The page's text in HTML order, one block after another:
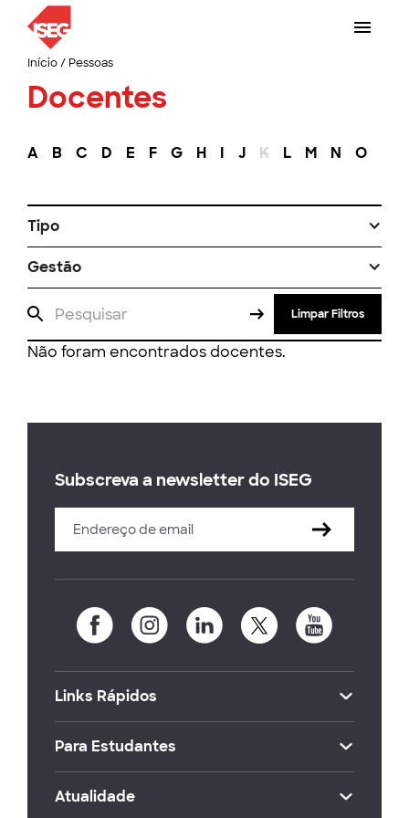
Início/ Pessoas
Docentes
A B C D E F G H I J K L M N O
Tipo
Gestão
Limpar Filtros
Não foram encontrados docentes.
Subscreva a newsletter do ISEG
Links Rápidos
Para Estudantes
Atualidade